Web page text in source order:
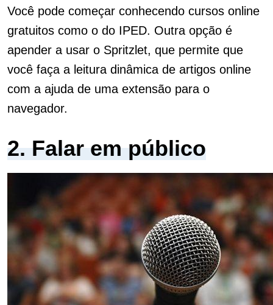
Você pode começar conhecendo cursos online
gratuitos como o do IPED. Outra opção é
apender a usar o Spritzlet, que permite que
você faça a leitura dinâmica de artigos online
com a ajuda de uma extensão para o
navegador.
2. Falar em público